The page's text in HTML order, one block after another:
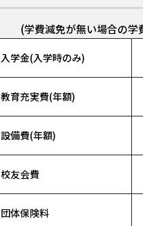
(学費減免が無い場合の学
入学金(入学時のみ)
教育充実費(年額)
設備費(年額)
校友会費
団体保険料